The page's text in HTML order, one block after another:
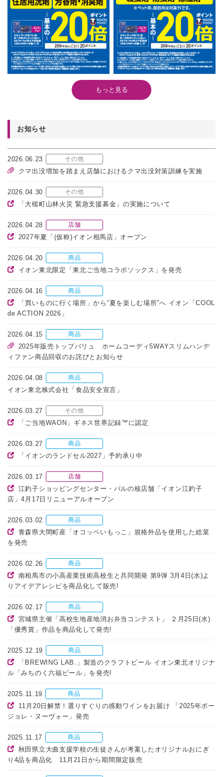
もっと見る
お知らせ
2026.06.23 その他
クマ出没増加を踏まえ店舗におけるクマ出没対策訓練を実施
2026.04.30 その他
「大槌町山林火災 緊急支援募金」の実施について
2026.04.28 店舗
2027年夏「(仮称)イオン相馬店」オープン
2026.04.20 商品
イオン東北限定「東北ご当地コラボソックス」を発売
2026.04.16 商品
「買いものに行く場所」から“夏を楽しむ場所”へ イオン「COOL
de ACTION 2026」
2026.04.15 商品
2025年販売トップバリュ ホームコーディ5WAYスリムハンデ
ィファン商品回収のお詫びとお知らせ
2026.04.08 商品
イオン東北株式会社「食品安全宣言」
2026.03.27 その他
「ご当地WAON」ギネス世界記録™に認定
2026.03.27 商品
「イオンのランドセル2027」予約承り中
2026.03.17 店舗
江釣子ショッピングセンター・パルの核店舗「イオン江釣子
店」4月17日リニューアルオープン
2026.03.02 商品
青森県大間町産「オコッペいもっこ」規格外品を使用した総菜
を発売
2026.02.26 商品
南相馬市の小高産業技術高校生と共同開発 第9弾 3月4日(水)よ
りアイデアレシピを商品化して販売!
2026.02.17 商品
宮城県主催「高校生地産地消お弁当コンテスト」 ２月25日(水)
「優秀賞」作品を商品化して発売!
2025.12.19 商品
「BREWING LAB.」製造のクラフトビール イオン東北オリジナ
ル「みちのく六福ビール」を発売!
2025.11.19 商品
11月20日解禁！選りすぐりの感動ワインをお届け 「2025年ボー
ジョレ・ヌーヴォー」発売
2025.11.17 商品
秋田県立大曲支援学校の生徒さんが考案したオリジナルおにぎ
り4品を商品化 11月21日から期間限定販売